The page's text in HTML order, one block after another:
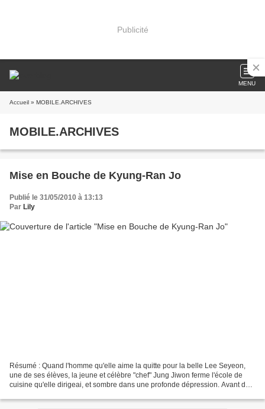
Publicité
MENU
Accueil » MOBILE.ARCHIVES
MOBILE.ARCHIVES
Mise en Bouche de Kyung-Ran Jo
Publié le 31/05/2010 à 13:13
Par Lily
Résumé : Quand l'homme qu'elle aime la quitte pour la belle Lee Seyeon,
une de ses élèves, la jeune et célèbre "chef" Jung Jiwon ferme l'école de
cuisine qu'elle dirigeai, et sombre dans une profonde dépression. Avant de